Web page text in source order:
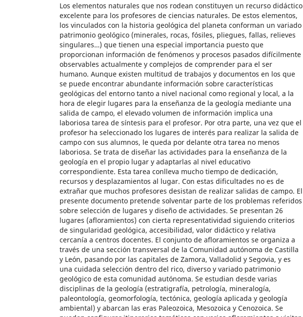
Los elementos naturales que nos rodean constituyen un recurso didáctico
excelente para los profesores de ciencias naturales. De estos elementos,
los vinculados con la historia geológica del planeta conforman un variado
patrimonio geológico (minerales, rocas, fósiles, pliegues, fallas, relieves
singulares…) que tienen una especial importancia puesto que
proporcionan información de fenómenos y procesos pasados difícilmente
observables actualmente y complejos de comprender para el ser
humano. Aunque existen multitud de trabajos y documentos en los que
se puede encontrar abundante información sobre características
geológicas del entorno tanto a nivel nacional como regional y local, a la
hora de elegir lugares para la enseñanza de la geología mediante una
salida de campo, el elevado volumen de información implica una
laboriosa tarea de síntesis para el profesor. Por otra parte, una vez que el
profesor ha seleccionado los lugares de interés para realizar la salida de
campo con sus alumnos, le queda por delante otra tarea no menos
laboriosa. Se trata de diseñar las actividades para la enseñanza de la
geología en el propio lugar y adaptarlas al nivel educativo
correspondiente. Esta tarea conlleva mucho tiempo de dedicación,
recursos y desplazamientos al lugar. Con estas dificultades no es de
extrañar que muchos profesores desistan de realizar salidas de campo. El
presente documento pretende solventar parte de los problemas referidos
sobre selección de lugares y diseño de actividades. Se presentan 26
lugares (afloramientos) con cierta representatividad siguiendo criterios
de singularidad geológica, accesibilidad, valor didáctico y relativa
cercanía a centros docentes. El conjunto de afloramientos se organiza a
través de una sección transversal de la Comunidad autónoma de Castilla
y León, pasando por las capitales de Zamora, Valladolid y Segovia, y es
una cuidada selección dentro del rico, diverso y variado patrimonio
geológico de esta comunidad autónoma. Se estudian desde varias
disciplinas de la geología (estratigrafía, petrología, mineralogía,
paleontología, geomorfología, tectónica, geología aplicada y geología
ambiental) y abarcan las eras Paleozoica, Mesozoica y Cenozoica. Se